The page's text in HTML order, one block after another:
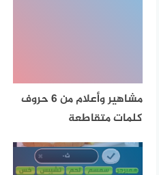
مشاهير وأعلام من 6 حروف
كلمات متقاطعة